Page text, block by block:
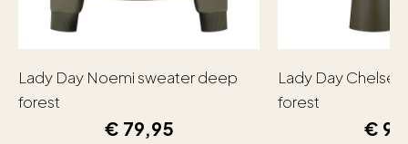
Lady Day Noemi sweater deep
forest
€ 79,95
Lady Day
forest
€